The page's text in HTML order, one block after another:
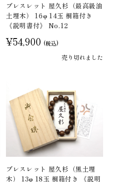
ブレスレット 屋久杉（最高級油
土埋木） 16φ 14玉 桐箱付き
《説明書付》 No.12
¥54,900 (税込)
売り切れました
ブレスレット 屋久杉（黒土埋
木） 13φ 18玉 桐箱付き 《説明